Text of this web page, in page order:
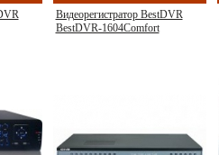
Видеорегистратор BestDVR
BestDVR-1604Comfort